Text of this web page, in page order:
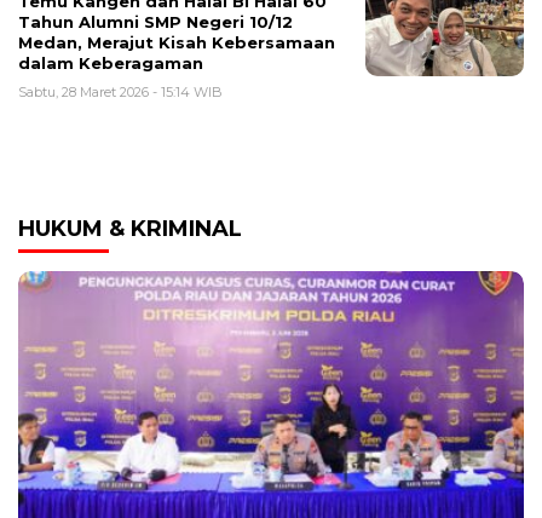
Tahun Alumni SMP Negeri 10/12
Medan, Merajut Kisah Kebersamaan
dalam Keberagaman
Sabtu, 28 Maret 2026 - 15:14 WIB
HUKUM & KRIMINAL